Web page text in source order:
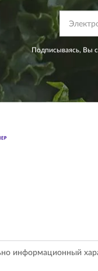
Подписываясь, Вы
информационный